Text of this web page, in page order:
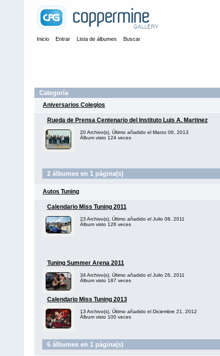
Inicio Entrar Lista de álbumes Buscar
Categoría
Aniversarios Colegios
Rueda de Prensa Centenario del Instituto Luis A. Martinez
20 Archivo(s), Último añadido el Marzo 06, 2013
Álbum visto 124 veces
2 álbumes en 1 página(s)
Autos Tuning
Calendario Miss Tuning 2011
23 Archivo(s), Último añadido el Julio 08, 2011
Álbum visto 126 veces
Tuning Summer Arena 2011
34 Archivo(s), Último añadido el Julio 26, 2011
Álbum visto 187 veces
Calendario Miss Tuning 2013
13 Archivo(s), Último añadido el Diciembre 21, 2012
Álbum visto 100 veces
6 álbumes en 1 página(s)